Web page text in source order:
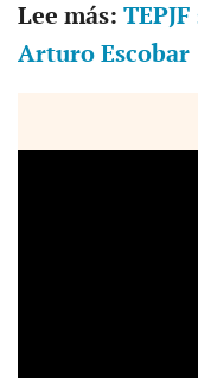
Lee más:
Arturo Escobar